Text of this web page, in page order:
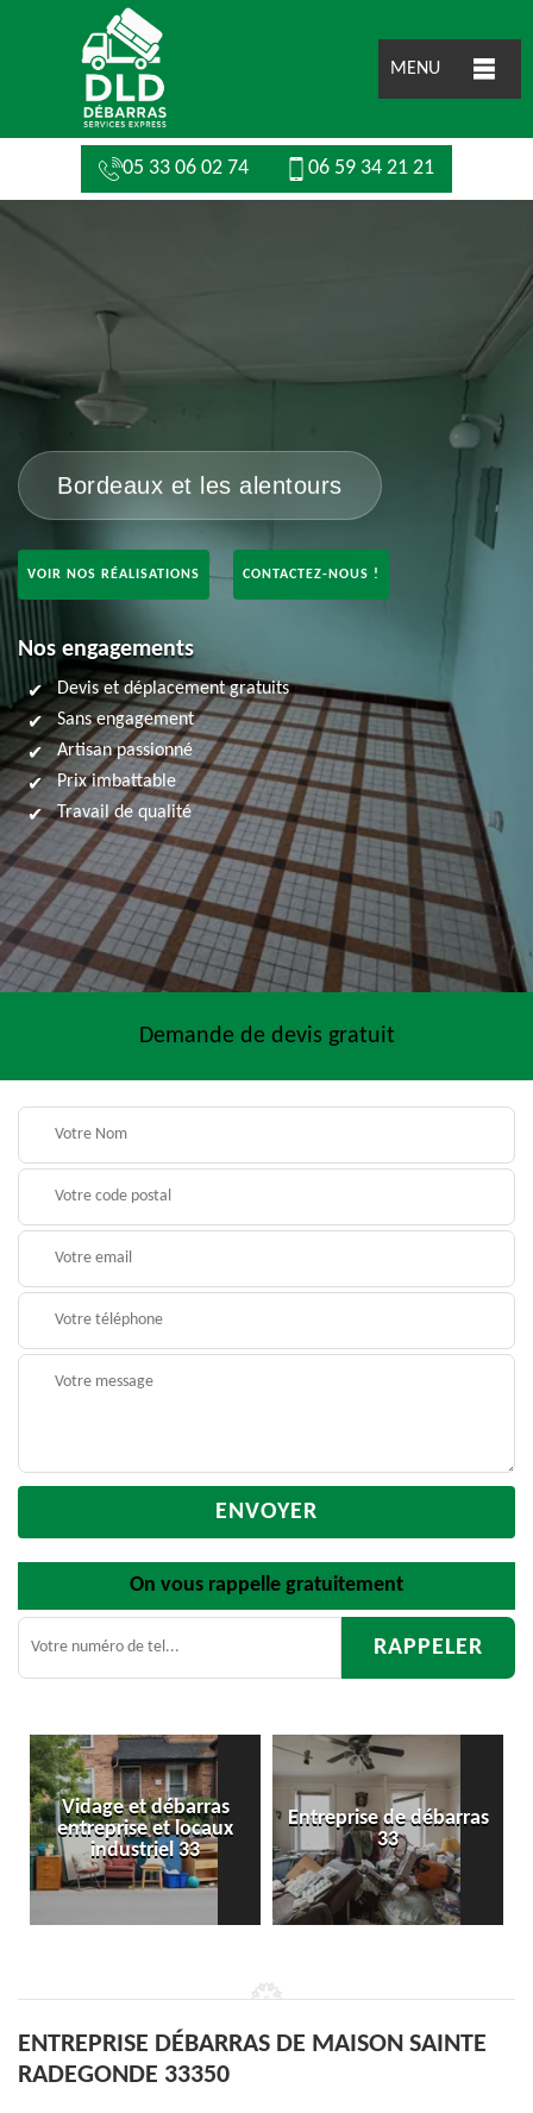
MENU
05 33 06 02 74 06 59 34 21 21
Bordeaux et les alentours
VOIR NOS RÉALISATIONS CONTACTEZ-NOUS !
Nos engagements
Devis et déplacement gratuits
Sans engagement
Artisan passionné
Prix imbattable
Travail de qualité
Demande de devis gratuit
On vous rappelle gratuitement
Entreprise de débarras
33
Débarras
d'appartement 33
ENTREPRISE DÉBARRAS DE MAISON SAINTE
RADEGONDE 33350